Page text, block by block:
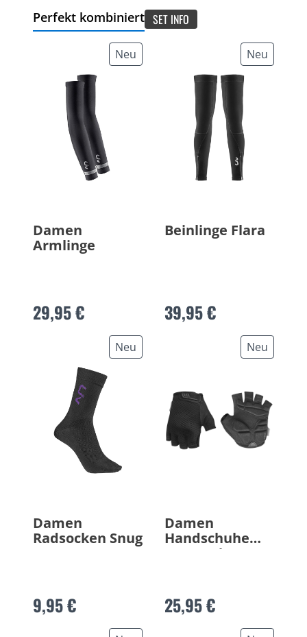
Perfekt kombiniert SET INFO
Neu
Damen
Armlinge
29,95 €
Neu
Beinlinge Flara
39,95 €
Neu
Damen
Radsocken Snug
9,95 €
Neu
Damen
Handschuhe
Aura Gel
25,95 €